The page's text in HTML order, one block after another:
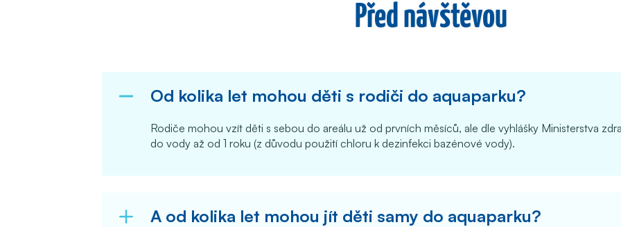
Před návštěvou
Od kolika let mohou děti s rodiči do aquaparku?
Rodiče mohou vzít děti s sebou do areálu už od prvních měsíců, ale dle vyhlášky Ministerstva
do vody až od 1 roku (z důvodu použití chloru k dezinfekci bazénové vody).
A od kolika let mohou jít děti samy do aquaparku?